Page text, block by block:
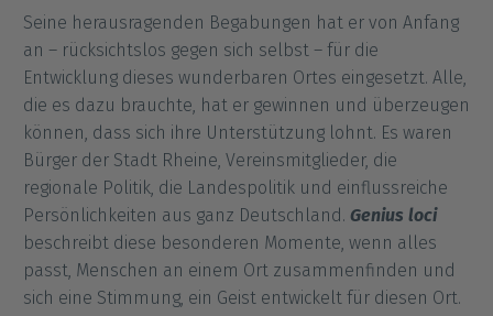
Seine herausragenden Begabungen hat er von Anfang
an – rücksichtslos gegen sich selbst – für die
Entwicklung dieses wunderbaren Ortes eingesetzt. Alle,
die es dazu brauchte, hat er gewinnen und überzeugen
können, dass sich ihre Unterstützung lohnt. Es waren
Bürger der Stadt Rheine, Vereinsmitglieder, die
regionale Politik, die Landespolitik und einflussreiche
Persönlichkeiten aus ganz Deutschland. Genius loci
beschreibt diese besonderen Momente, wenn alles
passt, Menschen an einem Ort zusammenfinden und
sich eine Stimmung, ein Geist entwickelt für diesen Ort.